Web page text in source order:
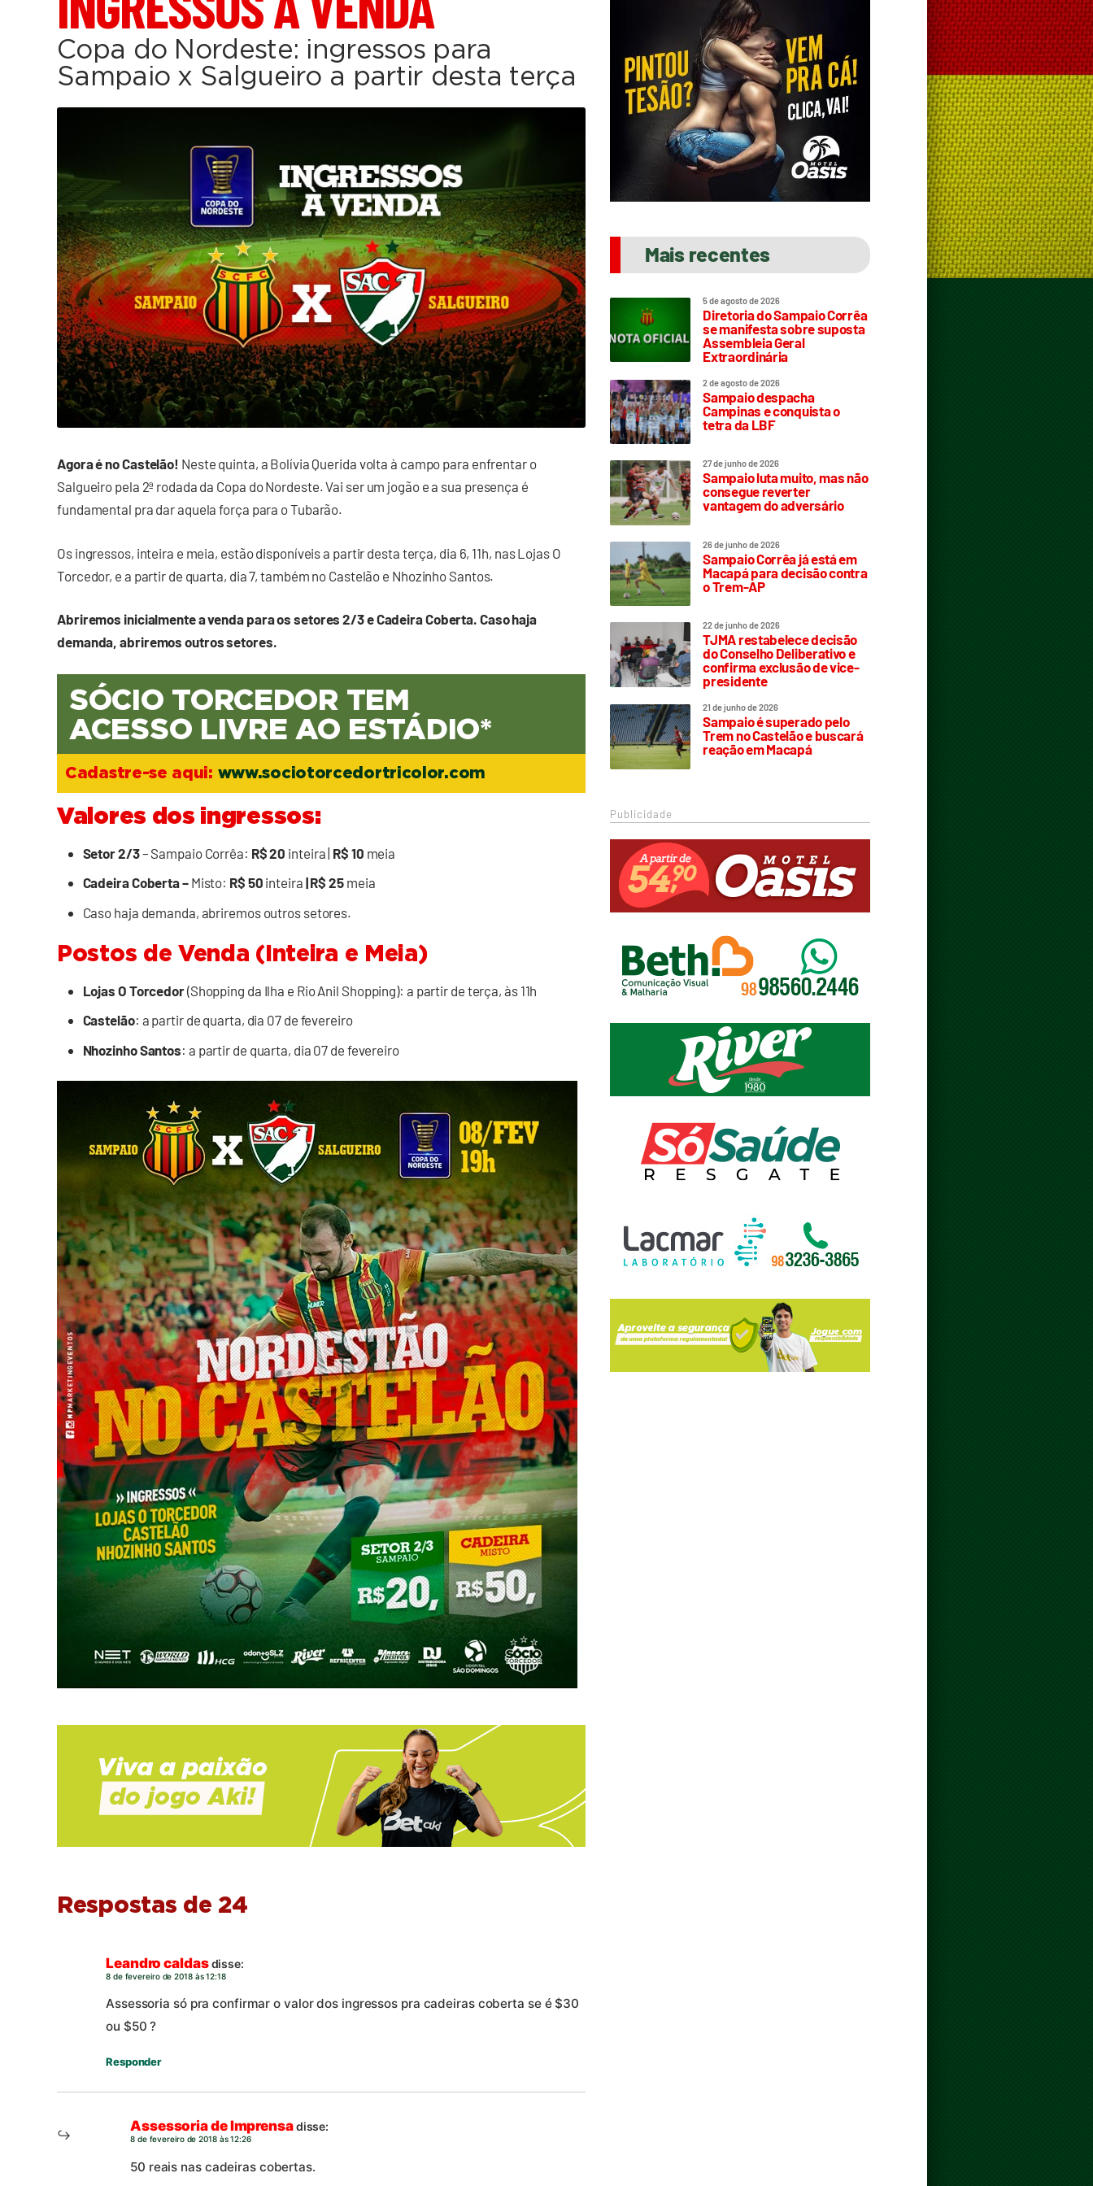
Copa do Nordeste: ingressos para
Sampaio x Salgueiro a partir desta terça
Agora é no Castelão! Neste quinta, a Bolívia Querida volta à campo para enfrentar o
Salgueiro pela 2ª rodada da Copa do Nordeste. Vai ser um jogão e a sua presença é
fundamental pra dar aquela força para o Tubarão.
Os ingressos, inteira e meia, estão disponíveis a partir desta terça, dia 6, 11h, nas Lojas O
Torcedor, e a partir de quarta, dia 7, também no Castelão e Nhozinho Santos.
Abriremos inicialmente a venda para os setores 2/3 e Cadeira Coberta. Caso haja
demanda, abriremos outros setores.
SÓCIO TORCEDOR TEM
ACESSO LIVRE AO ESTÁDIO*
Cadastre-se aqui: www.sociotorcedortricolor.com
Valores dos ingressos:
Setor 2/3– Sampaio Corrêa: R$ 20 inteira | R$ 10 meia
Cadeira Coberta –Misto: R$ 50 inteira | R$ 25 meia
Caso haja demanda, abriremos outros setores.
Postos de Venda (Inteira e Meia)
Lojas O Torcedor(Shopping da Ilha e Rio Anil Shopping): a partir de terça, às 11h
Castelão: a partir de quarta, dia 07 de fevereiro
Nhozinho Santos: a partir de quarta, dia 07 de fevereiro
Respostas de 24
Leandro caldasdisse:
8 de fevereiro de 2018 às 12:18
Assessoria só pra confirmar o valor dos ingressos pra cadeiras coberta se é $30
ou $50 ?
Responder
Assessoria de Imprensadisse:
8 de fevereiro de 2018 às 12:26
50 reais nas cadeiras cobertas.
Mais recentes
5 de agosto de 2026
Diretoria do Sampaio Corrêa
se manifesta sobre suposta
Assembleia Geral
Extraordinária
2 de agosto de 2026
Sampaio despacha
Campinas e conquista o
tetra da LBF
27 de junho de 2026
Sampaio luta muito, mas não
consegue reverter
vantagem do adversário
26 de junho de 2026
Sampaio Corrêa já está em
Macapá para decisão contra
o Trem-AP
22 de junho de 2026
TJMA restabelece decisão
do Conselho Deliberativo e
confirma exclusão de vice-
presidente
21 de junho de 2026
Sampaio é superado pelo
Trem no Castelão e buscará
reação em Macapá
Publicidade